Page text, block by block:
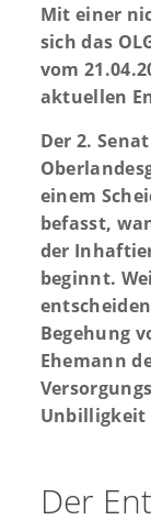
Mit einer
sich das
vom
aktuellen
Der 2.
einem
befasst,
der
beginnt.
Begehung
Ehemann
Unbilligkeit
Der